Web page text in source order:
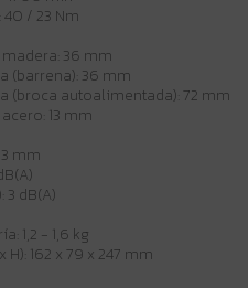
/ 23 Nm
36 mm
(barrena): 36 mm
(broca autoalimentada): 72 mm
13 mm
mm
dB(A)
1,2 - 1,6 kg
162 x 79 x 247 mm